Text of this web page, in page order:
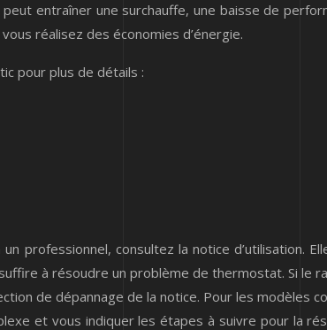
entraîner une surchauffe, une baisse de
réalisez des économies d’énergie.
pour plus de détails :
professionnel, consultez la notice d’utilisation.
à résoudre un problème de thermostat. Si le
de dépannage de la notice. Pour les modèles
et vous indiquer les étapes à suivre pour la